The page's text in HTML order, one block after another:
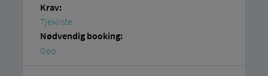
Krav:
Tjekliste
Nødvendig booking:
Geo